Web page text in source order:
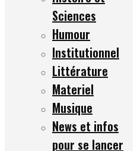
Sciences
Humour
Institutionnel
Littérature
Materiel
Musique
News et infos
pour se lancer